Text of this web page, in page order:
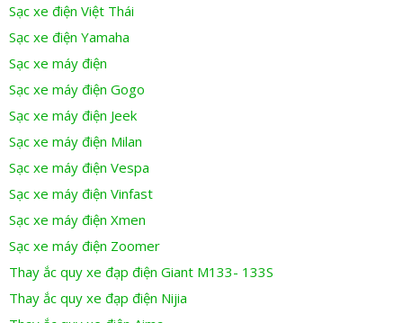
Sạc xe điện Việt Thái
Sạc xe điện Yamaha
Sạc xe máy điện
Sạc xe máy điện Gogo
Sạc xe máy điện Jeek
Sạc xe máy điện Milan
Sạc xe máy điện Vespa
Sạc xe máy điện Vinfast
Sạc xe máy điện Xmen
Sạc xe máy điện Zoomer
Thay ắc quy xe đạp điện Giant M133- 133S
Thay ắc quy xe đạp điện Nijia